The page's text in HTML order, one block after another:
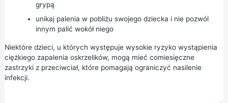
grypą
unikaj palenia w pobliżu swojego dziecka i nie pozwól
innym palić wokół niego
Niektóre dzieci, u których występuje wysokie ryzyko wystąpienia
ciężkiego zapalenia oskrzelików, mogą mieć comiesięczne
zastrzyki z przeciwciał, które pomagają ograniczyć nasilenie
infekcji.